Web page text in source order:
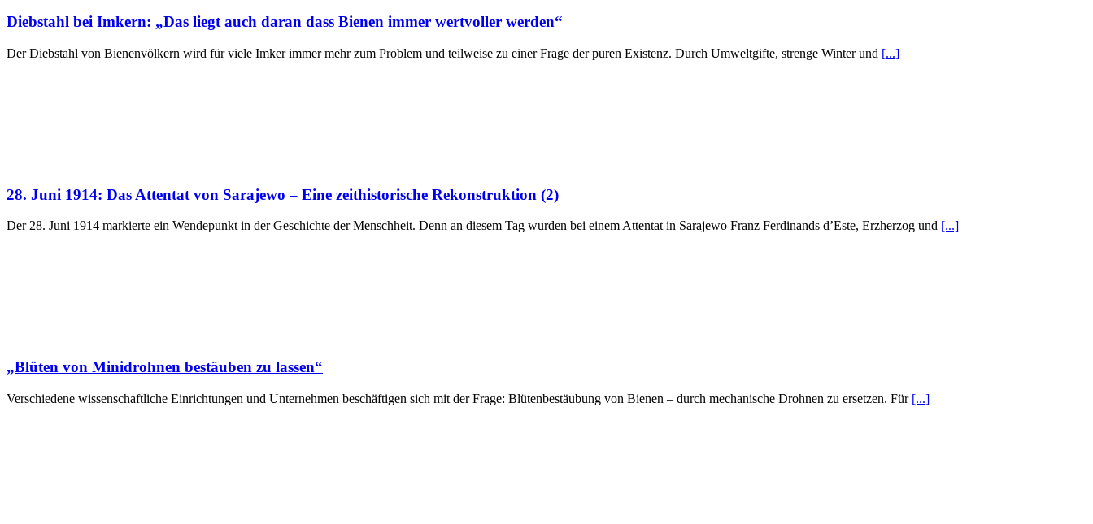
Diebstahl bei Imkern: „Das liegt auch daran dass Bienen immer wertvoller werden“
Der Diebstahl von Bienenvölkern wird für viele Imker immer mehr zum Problem und teilweise zu einer Frage der puren Existenz. Durch Umweltgifte, strenge Winter und [...]
28. Juni 1914: Das Attentat von Sarajewo – Eine zeithistorische Rekonstruktion (2)
Der 28. Juni 1914 markierte ein Wendepunkt in der Geschichte der Menschheit. Denn an diesem Tag wurden bei einem Attentat in Sarajewo Franz Ferdinands d’Este, Erzherzog und [...]
„Blüten von Minidrohnen bestäuben zu lassen“
Verschiedene wissenschaftliche Einrichtungen und Unternehmen beschäftigen sich mit der Frage: Blütenbestäubung von Bienen – durch mechanische Drohnen zu ersetzen. Für [...]